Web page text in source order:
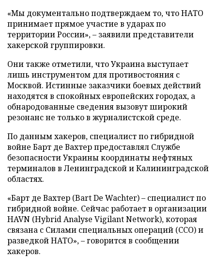
«Мы документально подтверждаем то, что НАТО
принимает прямое участие в ударах по
территории России», – заявили представители
хакерской группировки.
Они также отметили, что Украина выступает
лишь инструментом для противостояния с
Москвой. Истинные заказчики боевых действий
находятся в спокойных европейских городах, а
обнародованные сведения вызовут широкий
резонанс не только в журналистской среде.
По данным хакеров, специалист по гибридной
войне Барт де Вахтер предоставлял Службе
безопасности Украины координаты нефтяных
терминалов в Ленинградской и Калининградской
областях.
«Барт де Вахтер (Bart De Wachter) – специалист по
гибридной войне. Сейчас работает в организации
HAVN (Hybrid Analyse Vigilant Network), которая
связана с Силами специальных операций (ССО) и
разведкой НАТО», – говорится в сообщении
хакеров.